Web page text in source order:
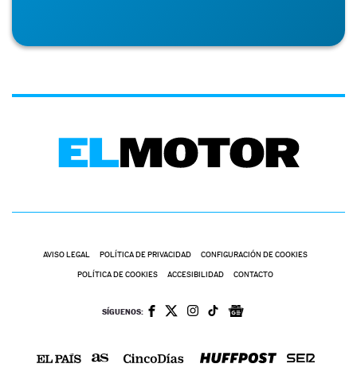
AVISO LEGAL POLÍTICA DE PRIVACIDAD CONFIGURACIÓN DE COOKIES
POLÍTICA DE COOKIES ACCESIBILIDAD CONTACTO
SÍGUENOS: